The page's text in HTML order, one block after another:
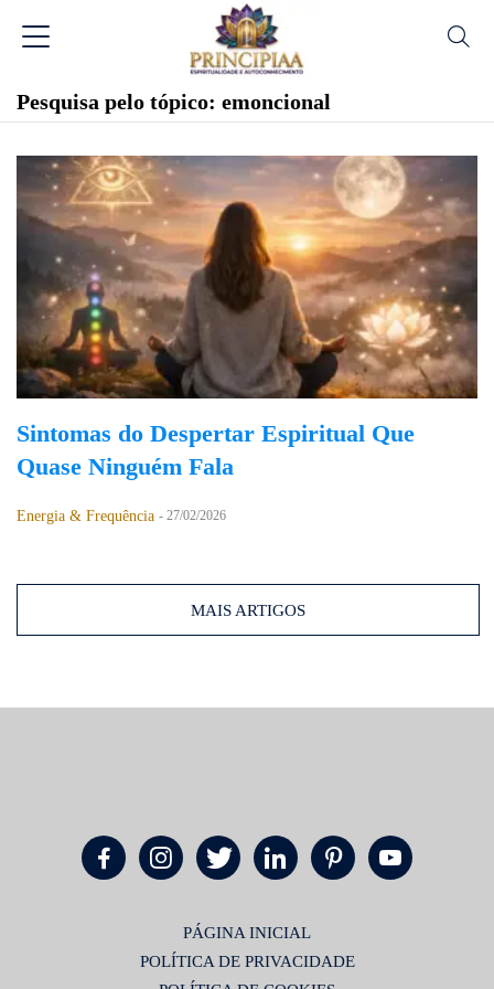
Pesquisa pelo tópico: emoncional
Sintomas do Despertar Espiritual Que
Quase Ninguém Fala
Energia & Frequência - 27/02/2026
MAIS ARTIGOS
PÁGINA INICIAL
POLÍTICA DE PRIVACIDADE